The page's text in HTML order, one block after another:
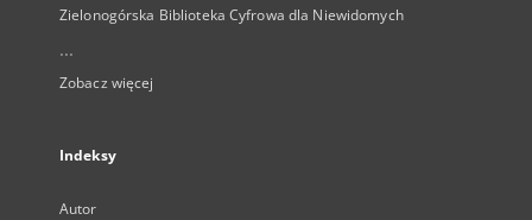
Zielonogórska Biblioteka Cyfrowa dla Niewidomych
...
Zobacz więcej
Indeksy
Autor